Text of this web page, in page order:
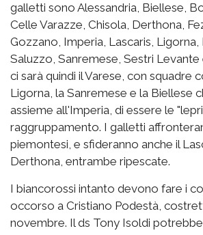
galletti sono Alessandria, Biellese,
Celle Varazze, Chisola, Derthona,
Gozzano, Imperia, Lascaris, Ligorna,
Saluzzo, Sanremese, Sestri Levante
ci sarà quindi il Varese, con squadre
Ligorna, la Sanremese e la Biellese
assieme all'Imperia, di essere le
raggruppamento. I galletti
piemontesi, e sfideranno anche il
Derthona, entrambe ripescate.
I biancorossi intanto devono fare i
occorso a Cristiano Podestà,
novembre. Il ds Tony Isoldi